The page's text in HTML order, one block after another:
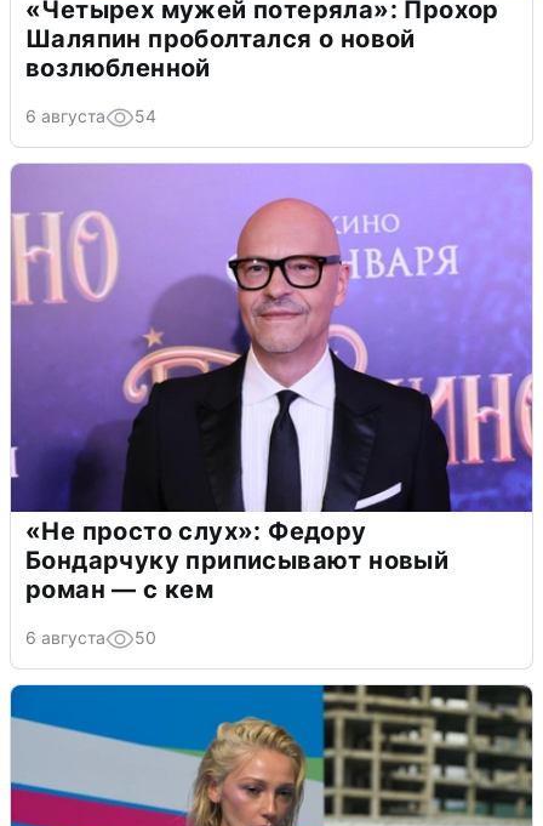
«Четырех мужей потеряла»: Прохор
Шаляпин проболтался о новой
возлюбленной
6 августа 54
«Не просто слух»: Федору
Бондарчуку приписывают новый
роман — с кем
6 августа 50